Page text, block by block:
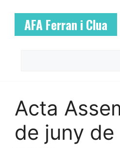
contingutAFA Ferran i Clua
Acta
de juny